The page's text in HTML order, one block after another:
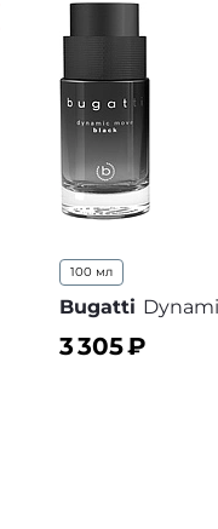
100 мл
Bugatti
3 305₽